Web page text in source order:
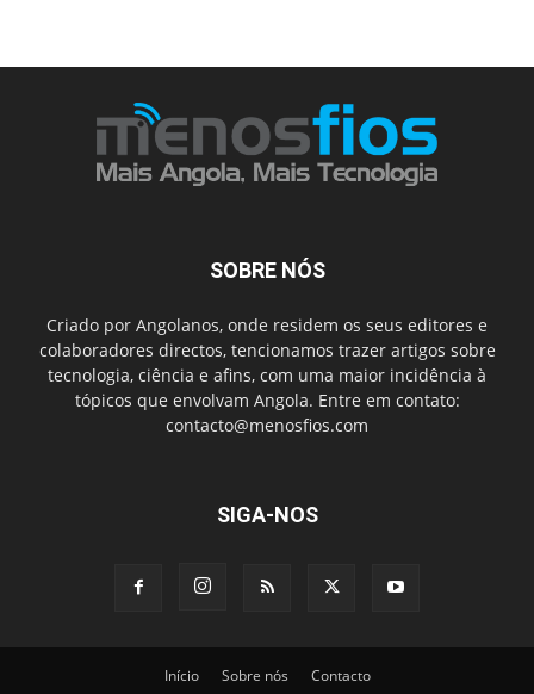
SOBRE NÓS
Criado por Angolanos, onde residem os seus editores e
colaboradores directos, tencionamos trazer artigos sobre
tecnologia, ciência e afins, com uma maior incidência à
tópicos que envolvam Angola. Entre em contato:
contacto@menosfios.com
SIGA-NOS
Início Sobre nós Contacto